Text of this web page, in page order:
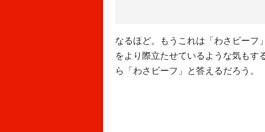
なるほど。もうこれは「わさビーフ
をより際立たせているような気も
ら「わさビーフ」と答えるだろう。